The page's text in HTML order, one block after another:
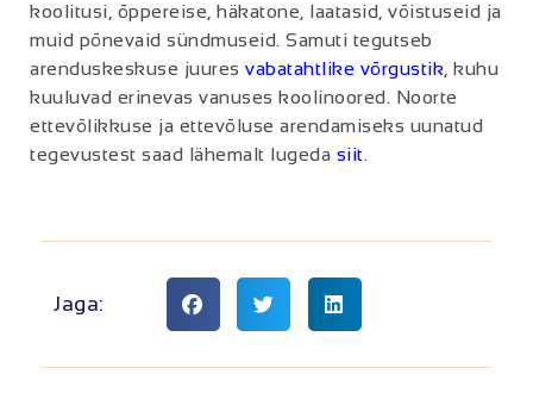
koolitusi, õppereise, häkatone, laatasid, võistuseid ja
muid põnevaid sündmuseid. Samuti tegutseb
arenduskeskuse juures vabatahtlike võrgustik , kuhu
kuuluvad erinevas vanuses koolinoored. Noorte
ettevõlikkuse ja ettevõluse arendamiseks uunatud
tegevustest saad lähemalt lugeda siit.
Jaga: